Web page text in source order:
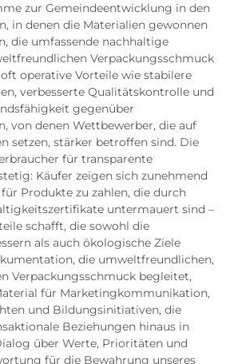
zur Gemeindeentwicklung in den
in denen die Materialien gewonnen
die umfassende nachhaltige
Verpackungsschmuck
operative Vorteile wie stabilere
verbesserte Qualitätskontrolle und
gegenüber
von denen Wettbewerber, die auf
setzen, stärker betroffen sind. Die
für transparente
Käufer zeigen sich zunehmend
Produkte zu zahlen, die durch
untermauert sind –
schafft, die sowohl die
als auch ökologische Ziele
die umweltfreundlichen,
Verpackungsschmuck begleitet,
für Marketingkommunikation,
und Bildungsinitiativen, die
Beziehungen hinaus in
über Werte, Prioritäten und
für die Bewahrung unseres